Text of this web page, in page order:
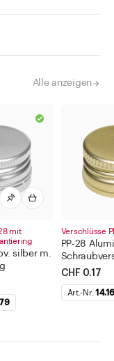
Alle anzeigen
mit
silber m.
Verschlüsse
PP-28
CHF 0.17
Art.-Nr.